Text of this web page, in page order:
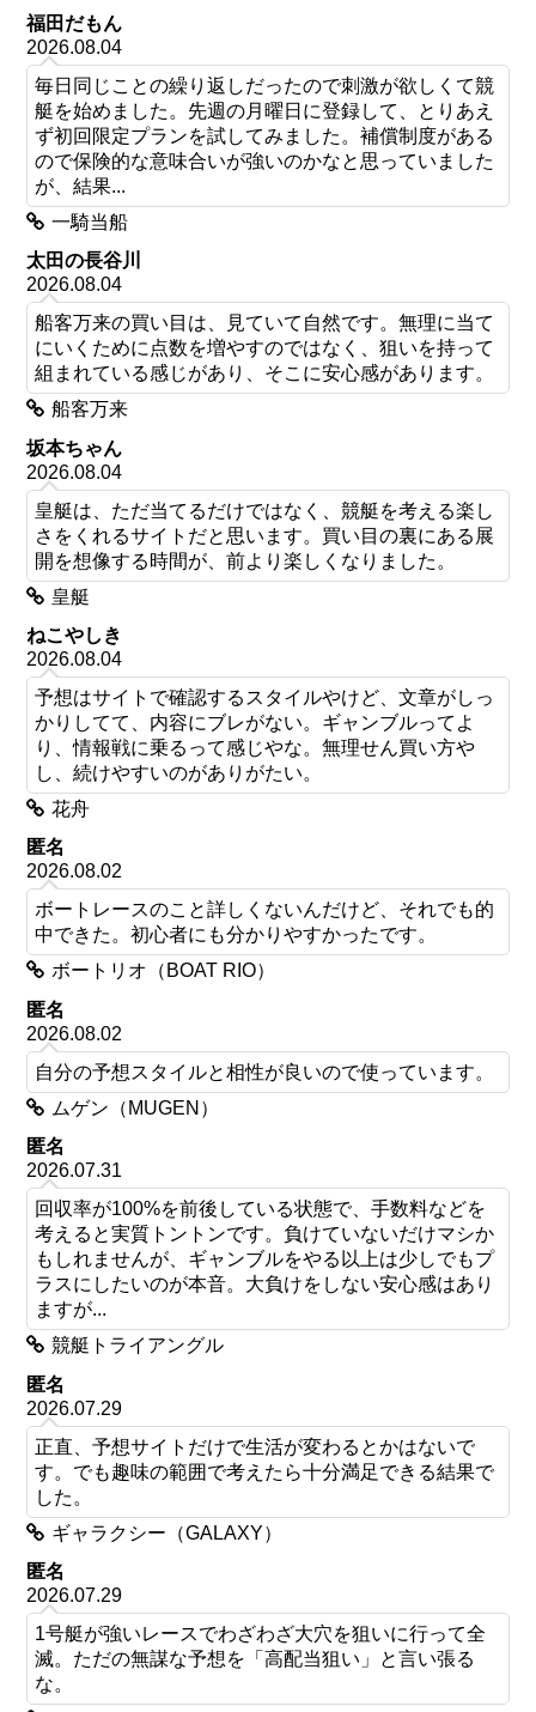
福田だもん
2026.08.04
毎日同じことの繰り返しだったので刺激が欲しくて競
艇を始めました。先週の月曜日に登録して、とりあえ
ず初回限定プランを試してみました。補償制度がある
ので保険的な意味合いが強いのかなと思っていました
が、結果...
一騎当船
太田の長谷川
2026.08.04
船客万来の買い目は、見ていて自然です。無理に当て
にいくために点数を増やすのではなく、狙いを持って
組まれている感じがあり、そこに安心感があります。
船客万来
坂本ちゃん
2026.08.04
皇艇は、ただ当てるだけではなく、競艇を考える楽し
さをくれるサイトだと思います。買い目の裏にある展
開を想像する時間が、前より楽しくなりました。
皇艇
ねこやしき
2026.08.04
予想はサイトで確認するスタイルやけど、文章がしっ
かりしてて、内容にブレがない。ギャンブルってよ
り、情報戦に乗るって感じやな。無理せん買い方や
し、続けやすいのがありがたい。
花舟
匿名
2026.08.02
ボートレースのこと詳しくないんだけど、それでも的
中できた。初心者にも分かりやすかったです。
ボートリオ（BOAT RIO）
匿名
2026.08.02
自分の予想スタイルと相性が良いので使っています。
ムゲン（MUGEN）
匿名
2026.07.31
回収率が100%を前後している状態で、手数料などを
考えると実質トントンです。負けていないだけマシか
もしれませんが、ギャンブルをやる以上は少しでもプ
ラスにしたいのが本音。大負けをしない安心感はあり
ますが...
競艇トライアングル
匿名
2026.07.29
正直、予想サイトだけで生活が変わるとかはないで
す。でも趣味の範囲で考えたら十分満足できる結果で
した。
ギャラクシー（GALAXY）
匿名
2026.07.29
1号艇が強いレースでわざわざ大穴を狙いに行って全
滅。ただの無謀な予想を「高配当狙い」と言い張る
な。